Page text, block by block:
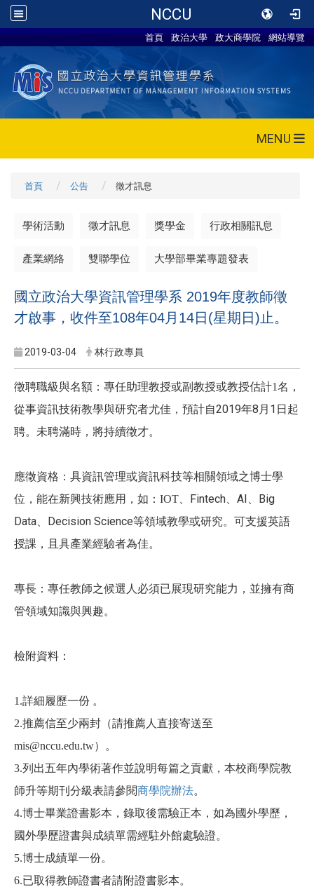
NCCU
首頁 政治大學 政大商學院 網站導覽
MENU
首頁 公告 徵才訊息
學術活動 徵才訊息 獎學金 行政相關訊息
產業網絡 雙聯學位 大學部畢業專題發表
國立政治大學資訊管理學系 2019年度教師徵
才啟事，收件至108年04月14日(星期日)止。
2019-03-04 林行政專員
徵聘職級與名額：專任助理教授或副教授或教授估計1名，
從事資訊技術教學與研究者尤佳，預計自2019年8月1日起
聘。未聘滿時，將持續徵才。
應徵資格：具資訊管理或資訊科技等相關領域之博士學
位，能在新興技術應用，如：IOT 、Fintech、AI、Big
Data、Decision Science等領域教學或研究。可支援英語
授課，且具產業經驗者為佳。
專長：專任教師之候選人必須已展現研究能力，並擁有商
管領域知識與興趣。
檢附資料：
1.詳細履歷一份 。
2.推薦信至少兩封（請推薦人直接寄送至
mis@nccu.edu.tw）。
3.列出五年內學術著作並說明每篇之貢獻，本校商學院教
師升等期刊分級表請參閱商學院辦法。
4.博士畢業證書影本，錄取後需驗正本，如為國外學歷，
國外學歷證書與成績單需經駐外館處驗證。
5.博士成績單一份。
6.已取得教師證書者請附證書影本。